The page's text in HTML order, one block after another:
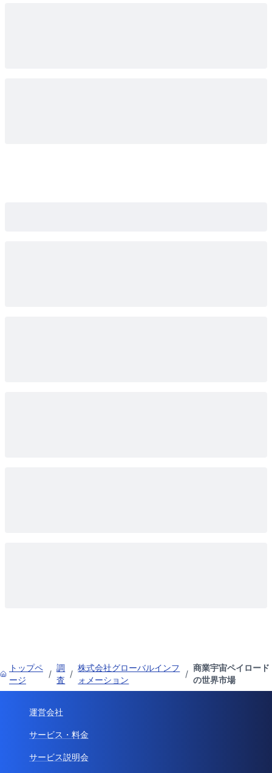
トップペ
ージ
/
調
査
/
株式会社グローバルインフ
ォメーション
/
商業宇宙ペイロード
の世界市場
運営会社
サービス・料金
サービス説明会